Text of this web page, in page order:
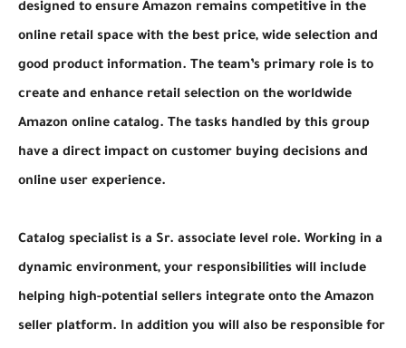
designed to ensure Amazon remains competitive in the
online retail space with the best price, wide selection and
good product information. The team’s primary role is to
create and enhance retail selection on the worldwide
Amazon online catalog. The tasks handled by this group
have a direct impact on customer buying decisions and
online user experience.
Catalog specialist is a Sr. associate level role. Working in a
dynamic environment, your responsibilities will include
helping high-potential sellers integrate onto the Amazon
seller platform. In addition you will also be responsible for